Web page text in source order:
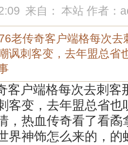
来自： 本站 作者：
老传奇客户端格每次去
讽刺客变，去年盟总省
客户端格每次去刺客
客变，去年盟总省也
，热血传奇看了看矞
界神饰怎么来的，的